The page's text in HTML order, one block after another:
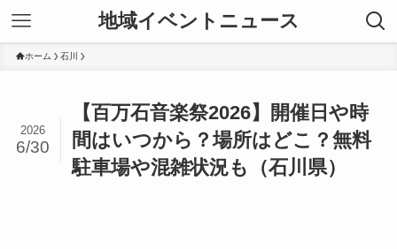
地域イベントニュース
ホーム 石川
【百万石音楽祭2026】開催日や時
間はいつから？場所はどこ？無料
駐車場や混雑状況も（石川県）
2026
6/30